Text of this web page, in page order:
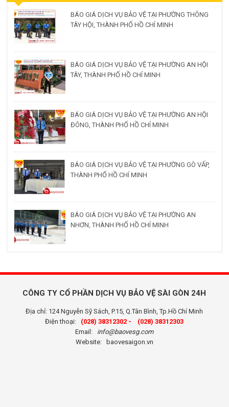
BÁO GIÁ DỊCH VỤ BẢO VỆ TẠI PHƯỜNG THÔNG
TÂY HỘI, THÀNH PHỐ HỒ CHÍ MINH
BÁO GIÁ DỊCH VỤ BẢO VỆ TẠI PHƯỜNG AN HỘI
TÂY, THÀNH PHỐ HỒ CHÍ MINH
BÁO GIÁ DỊCH VỤ BẢO VỆ TẠI PHƯỜNG AN HỘI
ĐÔNG, THÀNH PHỐ HỒ CHÍ MINH
BÁO GIÁ DỊCH VỤ BẢO VỆ TẠI PHƯỜNG GÒ VẤP,
THÀNH PHỐ HỒ CHÍ MINH
BÁO GIÁ DỊCH VỤ BẢO VỆ TẠI PHƯỜNG AN
NHƠN, THÀNH PHỐ HỒ CHÍ MINH
CÔNG TY CỔ PHẦN DỊCH VỤ BẢO VỆ SÀI GÒN 24H
Địa chỉ: 124 Nguyễn Sỹ Sách, P.15, Q.Tân Bình, Tp.Hồ Chí Minh
Điện thoại: (028) 38312302 -
(028) 38312303
Email: info@baovesg.com
Website:
baovesaigon.vn